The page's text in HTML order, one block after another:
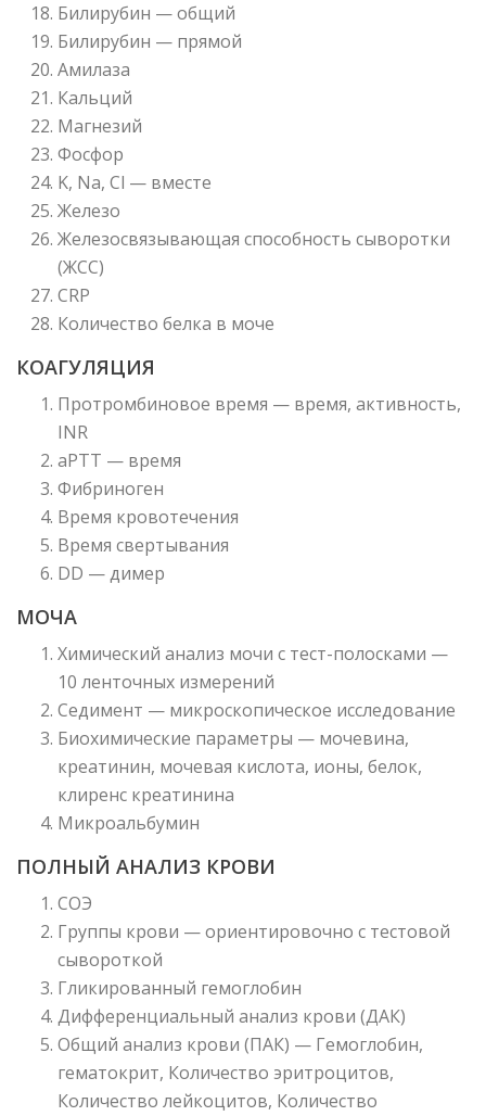
Билирубин — общий
Билирубин — прямой
Амилаза
Кальций
Магнезий
Фосфор
K, Na, Cl — вместе
Железо
Железосвязывающая способность сыворотки
(ЖСС)
CRP
Количество белка в моче
КОАГУЛЯЦИЯ
Протромбиновое время — время, активность,
INR
aPTT — время
Фибриноген
Время кровотечения
Время свертывания
DD — димер
МОЧА
Химический анализ мочи с тест-полосками —
10 ленточных измерений
Седимент — микроскопическое исследование
Биохимические параметры — мочевина,
креатинин, мочевая кислота, ионы, белок,
клиренс креатинина
Микроальбумин
ПОЛНЫЙ АНАЛИЗ КРОВИ
СОЭ
Группы крови — ориентировочно с тестовой
сывороткой
Гликированный гемоглобин
Дифференциальный анализ крови (ДАК)
Общий анализ крови (ПАК) — Гемоглобин,
гематокрит, Количество эритроцитов,
Количество лейкоцитов, Количество